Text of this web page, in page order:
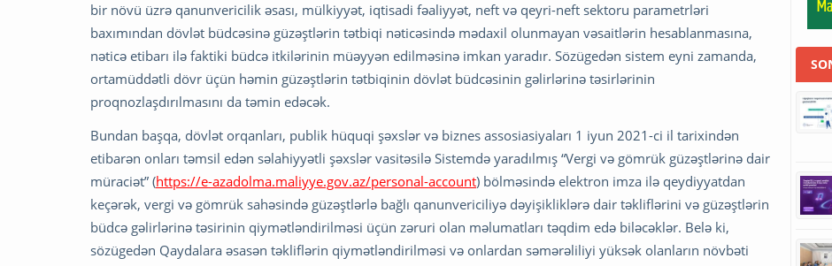
bir növü üzrə qanunvericilik əsası, mülkiyyət, iqtisadi fəaliyyət, neft və qeyri-neft sektoru parametrləri
baxımından dövlət büdcəsinə güzəştlərin tətbiqi nəticəsində mədaxil olunmayan vəsaitlərin hesablanmasına,
nəticə etibarı ilə faktiki büdcə itkilərinin müəyyən edilməsinə imkan yaradır. Sözügedən sistem eyni zamanda,
ortamüddətli dövr üçün həmin güzəştlərin tətbiqinin dövlət büdcəsinin gəlirlərinə təsirlərinin
proqnozlaşdırılmasını da təmin edəcək.
Bundan başqa, dövlət orqanları, publik hüquqi şəxslər və biznes assosiasiyaları 1 iyun 2021-ci il tarixindən
etibarən onları təmsil edən səlahiyyətli şəxslər vasitəsilə Sistemdə yaradılmış “Vergi və gömrük güzəştlərinə dair
müraciət” (https://e-azadolma.maliyye.gov.az/personal-account) bölməsində elektron imza ilə qeydiyyatdan
keçərək, vergi və gömrük sahəsində güzəştlərlə bağlı qanunvericiliyə dəyişikliklərə dair təkliflərini və güzəştlərin
büdcə gəlirlərinə təsirinin qiymətləndirilməsi üçün zəruri olan məlumatları təqdim edə biləcəklər. Belə ki,
sözügedən Qaydalara əsasən təkliflərin qiymətləndirilməsi və onlardan səmərəliliyi yüksək olanların növbəti